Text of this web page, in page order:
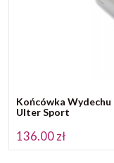
Końcówka Wydechu
Ulter Sport
136.00 zł